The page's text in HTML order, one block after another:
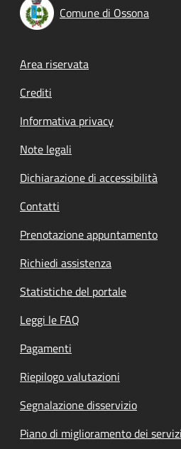
Comune di Ossona
Footer menu
Area riservata
Crediti
Informativa privacy
Note legali
Dichiarazione di accessibilità
Contatti
Prenotazione appuntamento
Richiedi assistenza
Statistiche del portale
Leggi le FAQ
Pagamenti
Riepilogo valutazioni
Segnalazione disservizio
Piano di miglioramento dei servizi